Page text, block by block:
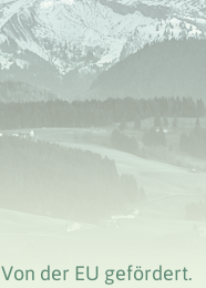
Von der EU gefördert.